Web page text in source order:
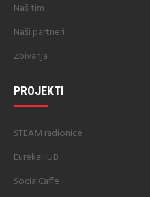
Naš tim
Naši partneri
Zbivanja
PROJEKTI
STEAM radionice
EurekaHUB
SocialCaffe